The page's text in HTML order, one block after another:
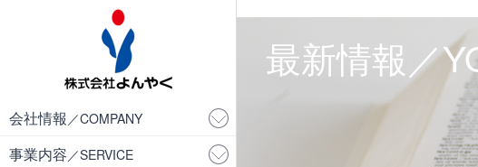
会社情報 ／COMPANY
事業内容／SERVICE
最新情報／